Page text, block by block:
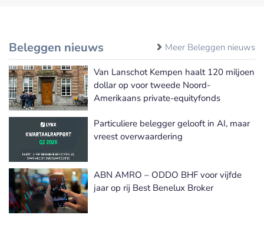
Beleggen nieuws Meer Beleggen nieuws
Van Lanschot Kempen haalt 120 miljoen
dollar op voor tweede Noord-
Amerikaans private-equityfonds
Particuliere belegger gelooft in AI, maar
vreest overwaardering
ABN AMRO – ODDO BHF voor vijfde
jaar op rij Best Benelux Broker